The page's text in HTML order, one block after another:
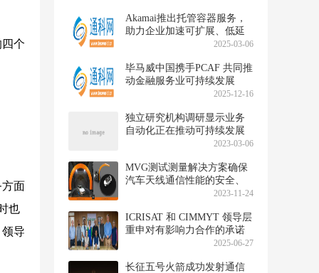
个
面
也
导
Akamai推出托管容器服务，
助力企业加速可扩展、低延
迟应用程序的开发与部署2025-03-06
毕马威中国携手PCAF 共同推
动金融服务业可持续发展
2025-12-16
独立研究机构调研显示业务
自动化正在推动可持续发展
2023-03-06
MVG测试测量解决方案确保
汽车天线通信性能的安全、
2023-11-24
ICRISAT 和 CIMMYT 领导层
重申对有影响力合作的承诺
2025-06-27
长征五号火箭成功发射通信